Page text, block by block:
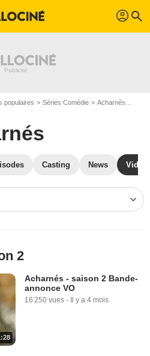
profil search
populaires Séries Comédie Acharnés
Casting News
2
Acharnés - saison 2 Bande-
annonce VO
16 250 vues - Il y a 4 mois